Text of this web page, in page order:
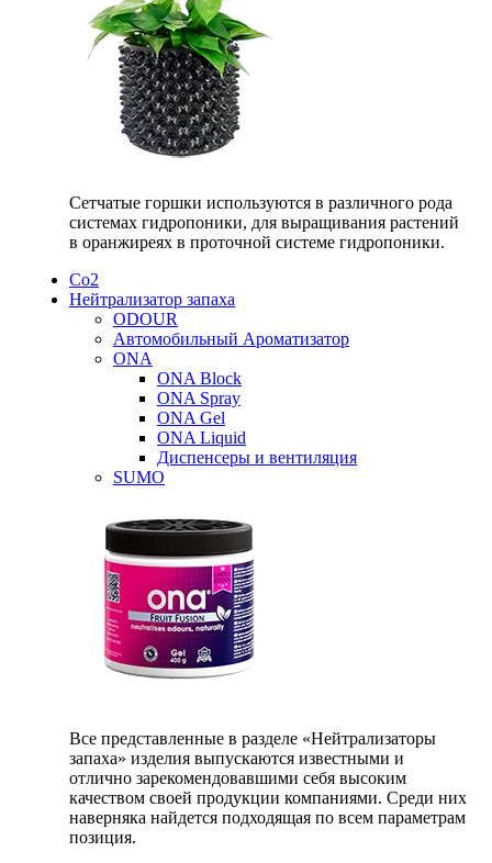
Сетчатые горшки используются в различного рода
системах гидропоники, для выращивания растений
в оранжиреях в проточной системе гидропоники.
Со2
Нейтрализатор запаха
ODOUR
Автомобильный Ароматизатор
ONA
ONA Block
ONA Spray
ONA Gel
ONA Liquid
Диспенсеры и вентиляция
SUMO
Все представленные в разделе «Нейтрализаторы
запаха» изделия выпускаются известными и
отлично зарекомендовавшими себя высоким
качеством своей продукции компаниями. Среди них
наверняка найдется подходящая по всем параметрам
позиция.